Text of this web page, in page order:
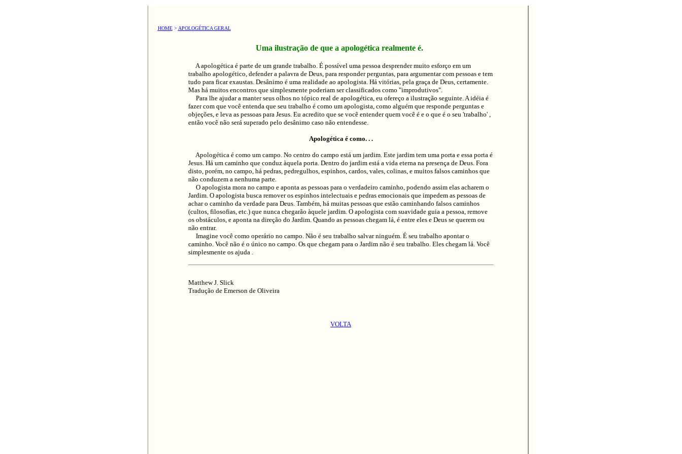
HOME > APOLOGÉTICA GERAL
Uma ilustração de que a apologética realmente é.
A apologética é parte de um grande trabalho. É possível uma pessoa desprender muito esforço em um
trabalho apologético, defender a palavra de Deus, para responder perguntas, para argumentar com pessoas e tem
tudo para ficar exaustas. Desânimo é uma realidade ao apologista. Há vitórias, pela graça de Deus, certamente.
Mas há muitos encontros que simplesmente poderiam ser classificados como "improdutivos".
Para lhe ajudar a manter seus olhos no tópico real de apologética, eu ofereço a ilustração seguinte. A idéia é
fazer com que você entenda que seu trabalho é como um apologista, como alguém que responde perguntas e
objeções, e leva as pessoas para Jesus. Eu acredito que se você entender quem você é e o que é o seu 'trabalho' ,
então você não será superado pelo desânimo caso não entendesse.
Apologética é como. . .
Apologética é como um campo. No centro do campo está um jardim. Este jardim tem uma porta e essa porta é
Jesus. Há um caminho que conduz àquela porta. Dentro do jardim está a vida eterna na presença de Deus. Fora
disto, porém, no campo, há pedras, pedregulhos, espinhos, cardos, vales, colinas, e muitos falsos caminhos que
não conduzem a nenhuma parte.
O apologista mora no campo e aponta as pessoas para o verdadeiro caminho, podendo assim elas acharem o
Jardim. O apologista busca remover os espinhos intelectuais e pedras emocionais que impedem as pessoas de
achar o caminho da verdade para Deus. Também, há muitas pessoas que estão caminhando falsos caminhos
(cultos, filosofias, etc.) que nunca chegarão àquele jardim. O apologista com suavidade guia a pessoa, remove
os obstáculos, e aponta na direção do Jardim. Quando as pessoas chegam lá, é entre eles e Deus se querem ou
não entrar.
Imagine você como operário no campo. Não é seu trabalho salvar ninguém. É seu trabalho apontar o
caminho. Você não é o único no campo. Os que chegam para o Jardim não é seu trabalho. Eles chegam lá. Você
simplesmente os ajuda .
Matthew J. Slick
Tradução de Emerson de Oliveira
VOLTA